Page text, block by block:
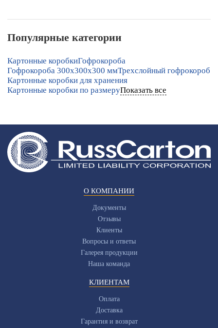
Популярные категории
Картонные коробкиГофрокороба
Гофрокороба 300х300х300 ммТрехслойный гофрокороб
Картонные коробки для хранения
Картонные коробки по размеруПоказать все
О КОМПАНИИ
Документы
Отзывы
Клиенты
Вопросы и ответы
Галерея продукции
Наша команда
КЛИЕНТАМ
Оплата
Доставка
Гарантия и возврат